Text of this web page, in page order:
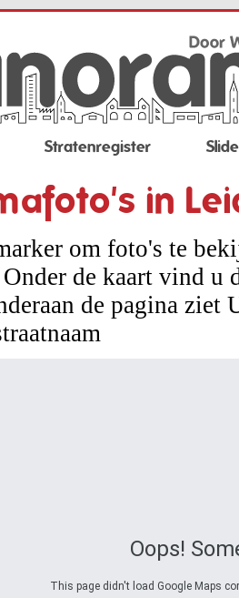
Stratenregister
in
om foto's te
de kaart vind
de pagina ziet
Oops!
This page didn't load Google Maps